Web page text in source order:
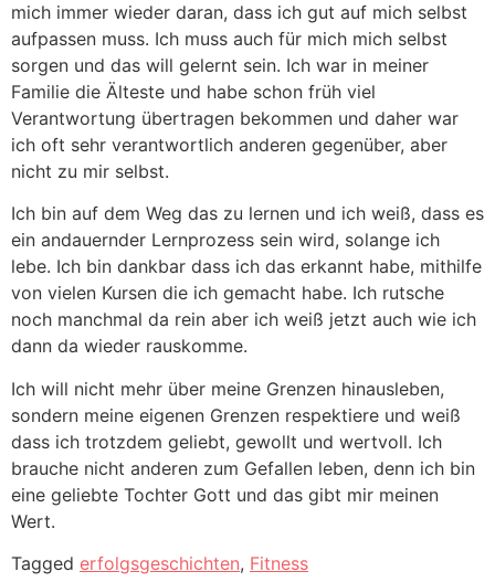
mich immer wieder daran, dass ich gut auf mich selbst
aufpassen muss. Ich muss auch für mich mich selbst
sorgen und das will gelernt sein. Ich war in meiner
Familie die Älteste und habe schon früh viel
Verantwortung übertragen bekommen und daher war
ich oft sehr verantwortlich anderen gegenüber, aber
nicht zu mir selbst.
Ich bin auf dem Weg das zu lernen und ich weiß, dass es
ein andauernder Lernprozess sein wird, solange ich
lebe. Ich bin dankbar dass ich das erkannt habe, mithilfe
von vielen Kursen die ich gemacht habe. Ich rutsche
noch manchmal da rein aber ich weiß jetzt auch wie ich
dann da wieder rauskomme.
Ich will nicht mehr über meine Grenzen hinausleben,
sondern meine eigenen Grenzen respektiere und weiß
dass ich trotzdem geliebt, gewollt und wertvoll. Ich
brauche nicht anderen zum Gefallen leben, denn ich bin
eine geliebte Tochter Gott und das gibt mir meinen
Wert.
Tagged erfolgsgeschichten, Fitness